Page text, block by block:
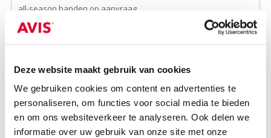
Deze website maakt gebruik van cookies
We gebruiken cookies om content en advertenties te
personaliseren, om functies voor social media te bieden
en om ons websiteverkeer te analyseren. Ook delen we
informatie over uw gebruik van onze site met onze
all-season banden op aanvraag
Benzine
5 zitplaatsen
5 deuren
2 koffers